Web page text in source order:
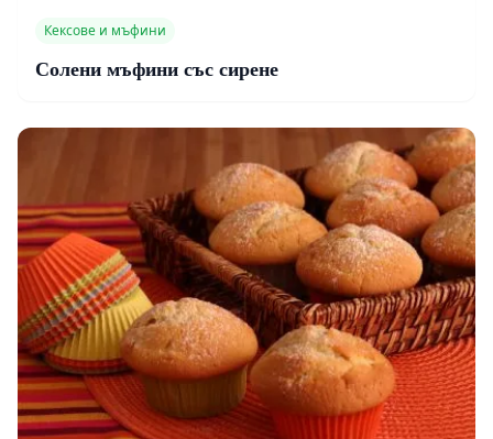
Кексове и мъфини
Солени мъфини със сирене